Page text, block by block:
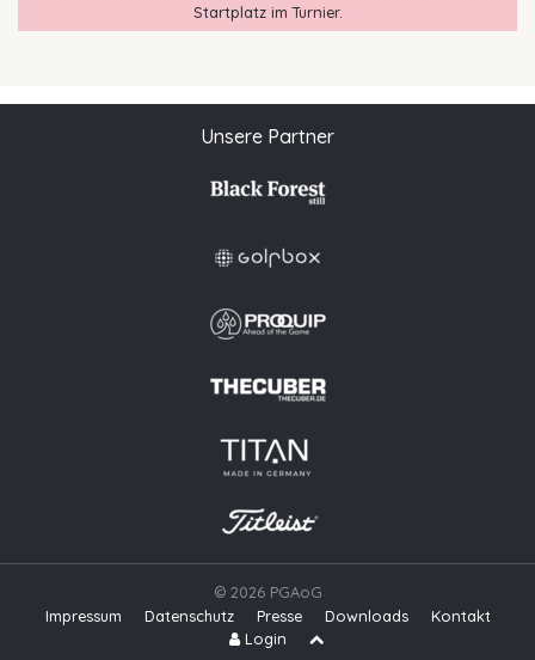
Startplatz im Turnier.
Unsere Partner
© 2026 PGAoG
Impressum Datenschutz Presse Downloads
Kontakt
Login